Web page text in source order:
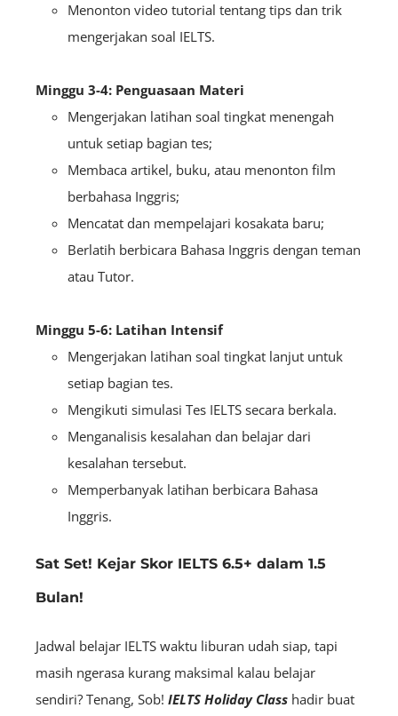
Menonton video tutorial tentang tips dan trik
mengerjakan soal IELTS.
Minggu 3-4: Penguasaan Materi
Mengerjakan latihan soal tingkat menengah
untuk setiap bagian tes;
Membaca artikel, buku, atau menonton film
berbahasa Inggris;
Mencatat dan mempelajari kosakata baru;
Berlatih berbicara Bahasa Inggris dengan teman
atau Tutor.
Minggu 5-6: Latihan Intensif
Mengerjakan latihan soal tingkat lanjut untuk
setiap bagian tes.
Mengikuti simulasi Tes IELTS secara berkala.
Menganalisis kesalahan dan belajar dari
kesalahan tersebut.
Memperbanyak latihan berbicara Bahasa
Inggris.
Sat Set! Kejar Skor IELTS 6.5+ dalam 1.5
Bulan!
Jadwal belajar IELTS waktu liburan udah siap, tapi
masih ngerasa kurang maksimal kalau belajar
sendiri? Tenang, Sob! IELTS Holiday Class hadir buat